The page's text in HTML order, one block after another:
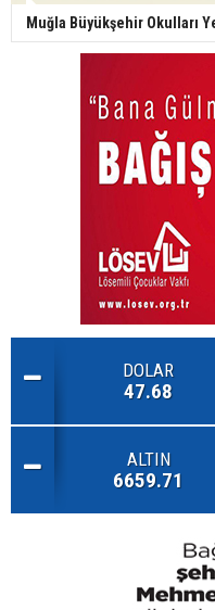
Muğla Büyükşehir Okulları
DOLAR
47.68
ALTIN
6659.71